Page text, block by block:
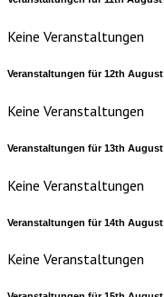
Keine Veranstaltungen
Veranstaltungen für12th August
Keine Veranstaltungen
Veranstaltungen für13th August
Keine Veranstaltungen
Veranstaltungen für14th August
Keine Veranstaltungen